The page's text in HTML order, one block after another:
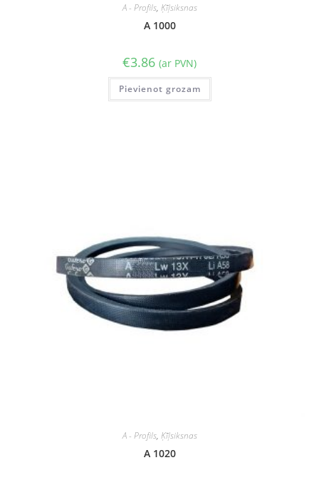
A - Profils, Ķīļsiksnas
A 1000
€3.86 (ar PVN)
Pievienot grozam
A - Profils, Ķīļsiksnas
A 1020